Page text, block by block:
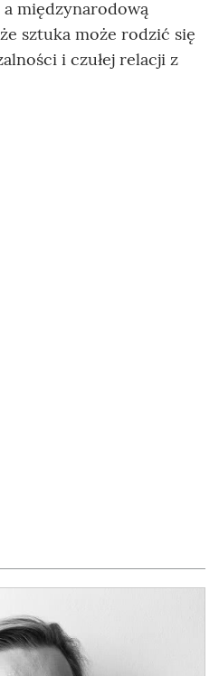
międzynarodową
sztuka może rodzić się
i czułej relacji z